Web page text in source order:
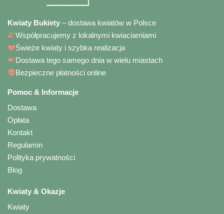
Kwiaty Bukiety – dostawa kwiatów w Polsce
Współpracujemy z lokalnymi kwiaciarniami
Świeże kwiaty i szybka realizacja
Dostawa tego samego dnia w wielu miastach
Bezpieczne płatności online
Pomoc & Informacje
Dostawa
Opłata
Kontakt
Regulamin
Polityka prywatności
Blog
Kwiaty & Okazje
Kwiaty